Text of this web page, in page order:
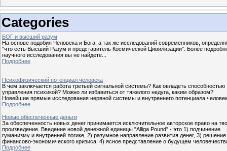
Categories
БОГ и высший разум
На основе подобия Человека и Бога, а так же исследований современников,
"что есть Высший Разум и представитель Космической Цивилизации". Более
научного исследования вы не найдете...
Подробнее
Психофизический потенциал человека
В чем заключается работа третьей сигнальной системы? Как овладеть способностью
управления психикой? Можно ли избавиться от тяжелого недуга, каким образом?
Новейшие прямые исследования нервной системы и внутреннего потенциала
Подробнее
Новые обеспеченные деньги
За обеспеченность новых денег принимается исключительное авторское право на
произведение. Введение новой денежной единицы "Alliga Pound" - это 1) подчинение
гуманизму и внутренней логике, 2) разумное направление развития денег, 3) решение
финансово-экономического кризиса, 4) ясное представление о будущем
Подробнее